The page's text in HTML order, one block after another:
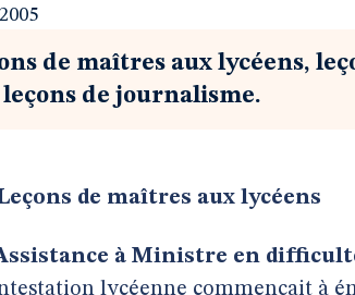
de maîtres aux lycéens,
leçons de journalisme.
de maîtres aux lycéens
à Ministre en
lycéenne commençait à